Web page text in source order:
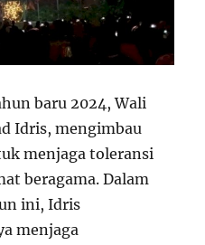
baru 2024, Wali
Idris, mengimbau
menjaga toleransi
beragama. Dalam
ini, Idris
menjaga